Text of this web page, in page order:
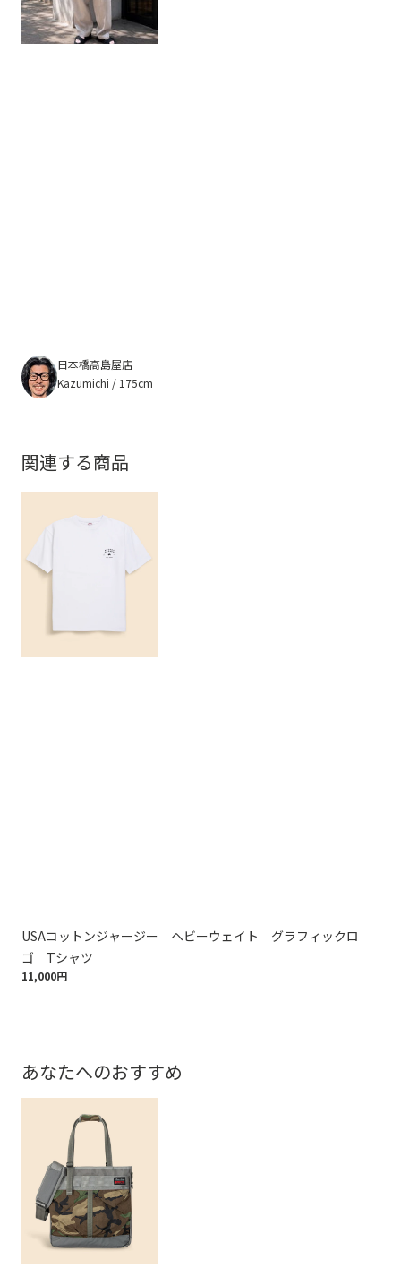
日本橋高島屋店
Kazumichi / 175cm
関連する商品
USAコットンジャージー ヘビーウェイト グラフィックロ
ゴ Tシャツ
11,000円
あなたへのおすすめ